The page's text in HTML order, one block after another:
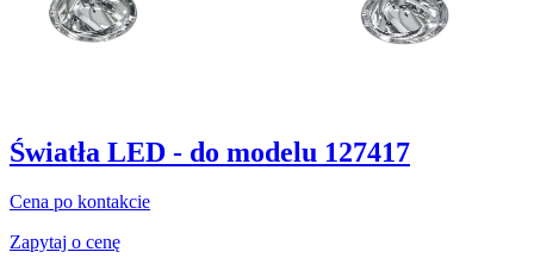
Światła LED - do modelu 127417
Cena po kontakcie
Zapytaj o cenę